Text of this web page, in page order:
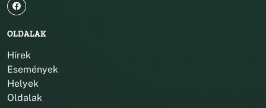
OLDALAK
Hírek
Események
Helyek
Oldalak